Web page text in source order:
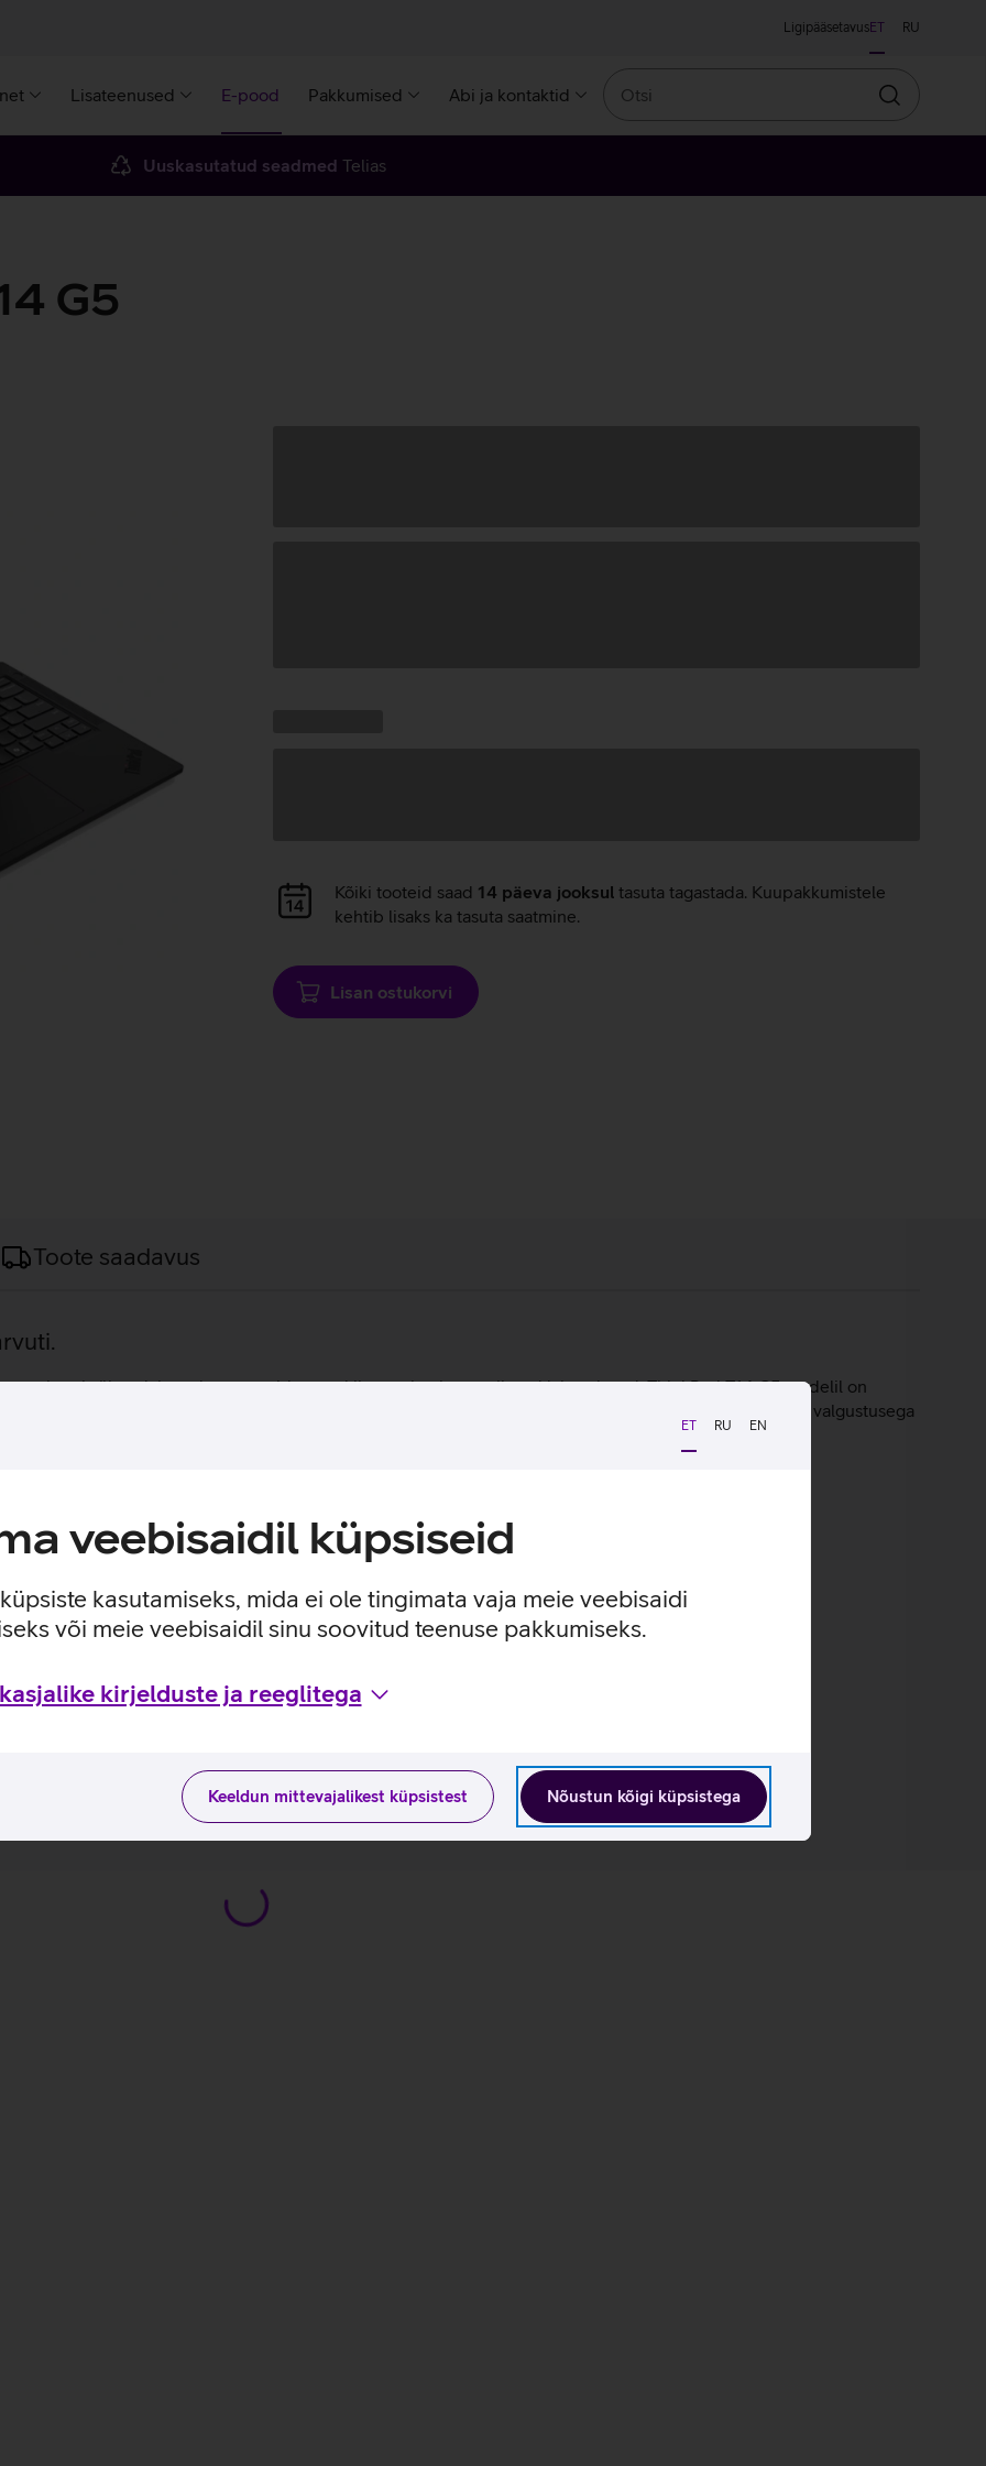
ET RU EN
veebisaidil küpsiseid
kasutamiseks, mida ei ole tingimata vaja meie veebisaidi
või meie veebisaidil sinu soovitud teenuse pakkumiseks.
kirjelduste ja reeglitega
Nõustun kõigi küpsistega
Keeldun mittevajalikest küpsistest
LigipääsetavusET RU
Lisateenused E-pood Pakkumised Abi ja kontaktid
Otsin
Uuskasutatud seadmed Telias
G5
Andmete
laadimine
Kõiki tooteid saad 14 päeva jooksul tasuta tagastada. Kuupakkumistele
kehtib lisaks ka tasuta saatmine.
Lisan ostukorvi
Toote saadavus
mis ühendab endas vastupidavuse, kiiruse ning innovatiivsed lahendused. ThinkPad T14 G5 mudelil on
ning 512 GB SSD ketas. Seadmel on ere 400-nitti 16:10 kuvasuhtega ekraan, pikk aku kestvus ja valgustusega
mis on ärikasutuseks sobivaim.
kattega ekraan.
kasutusviisidega tootja kodulehel
G5_EST